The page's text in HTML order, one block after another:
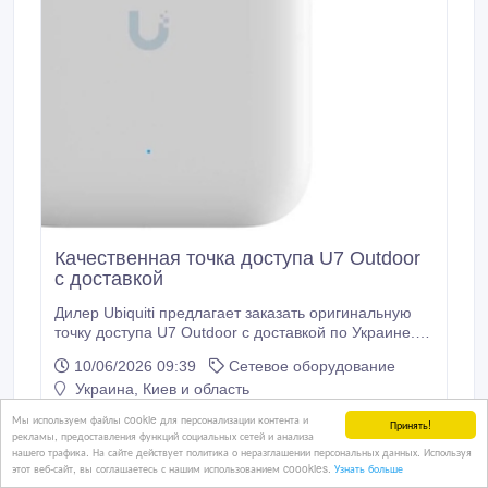
Принять!
Мы используем файлы cookie для персонализации контента и
рекламы, предоставления функций социальных сетей и анализа
нашего трафика. На сайте действует политика о неразглашении персональных данных. Используя
этот веб-сайт, вы соглашаетесь с нашим использованием coookies. Узнать больше
Качественная точка доступа U7 Outdoor
с доставкой
Дилер Ubiquiti предлагает заказать оригинальную
точку доступа U7 Outdoor с доставкой по Украине.
управления Ethernet, защита от атмосферных
воздействий IPX6, 1 порт 1/2.5 GbE RJ45, источник
поддерживаемый диапазон напряжения 42.
10/06/2026 09:39
Сетевое оборудование
Украина, Киев и область
3 761 грн.